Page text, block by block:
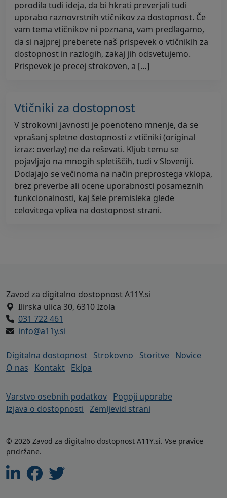
porodila tudi ideja, da bi hkrati preverjali tudi
uporabo raznovrstnih vtičnikov za dostopnost. Če
vam tema vtičnikov ni poznana, vam predlagamo,
da si najprej preberete naš prispevek o vtičnikih za
dostopnost in razlogih, zakaj jih odsvetujemo.
Prispevek je precej strokoven, a […]
Vtičniki za dostopnost
V strokovni javnosti je poenoteno mnenje, da se
vprašanj spletne dostopnosti z vtičniki (original
izraz: overlay) ne da reševati. Kljub temu se
pojavljajo na mnogih spletiščih, tudi v Sloveniji.
Dodajajo se večinoma na način preprostega vklopa,
brez preverbe ali ocene uporabnosti posameznih
funkcionalnosti, kaj šele premisleka glede
celovitega vpliva na dostopnost strani.
Noga strani - naslov zavoda A11Y in
Zavod za digitalno dostopnost A11Y.si
Ilirska ulica 30, 6310 Izola
031 722 461
info@a11y.si
Digitalna dostopnost Strokovno Storitve
Novice
O nas
Kontakt Ekipa
Varstvo osebnih podatkov Pogoji uporabe
Izjava o dostopnosti Zemljevid strani
© 2026 Zavod za digitalno dostopnost A11Y.si. Vse pravice
pridržane.
LinkedinFacebookTwitter